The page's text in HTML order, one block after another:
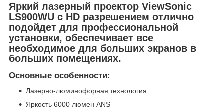
Яркий лазерный проектор ViewSonic
LS900WU с HD разрешением отлично
подойдет для профессиональной
установки, обеспечивает все
необходимое для больших экранов в
больших помещениях.
Основные особенности:
Лазерно-люминофорная технология
Яркость 6000 люмен ANSI